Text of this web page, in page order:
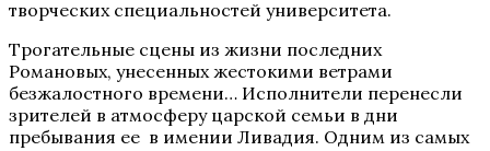
творческих специальностей университета.
Трогательные сцены из жизни последних
Романовых, унесенных жестокими ветрами
безжалостного времени… Исполнители перенесли
зрителей в атмосферу царской семьи в дни
пребывания ее в имении Ливадия. Одним из самых